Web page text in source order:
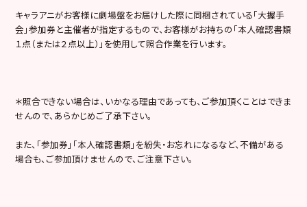
キャラアニがお客様に劇場盤をお届けした際に同梱されている「大握手
会」参加券と主催者が指定するもので、お客様がお持ちの「本人確認書類
１点（または２点以上）」を使用して照合作業を行います。
＊照合できない場合は、いかなる理由であっても、ご参加頂くことはできま
せんので、あらかじめご了承下さい。
また、「参加券」「本人確認書類」を紛失・お忘れになるなど、不備がある
場合も、ご参加頂けませんので、ご注意下さい。